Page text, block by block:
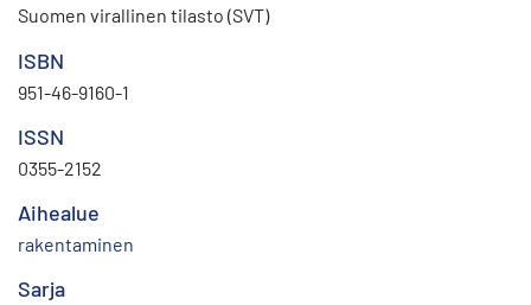
Suomen virallinen tilasto (SVT)
ISBN
951-46-9160-1
ISSN
0355-2152
Aihealue
rakentaminen
Sarja